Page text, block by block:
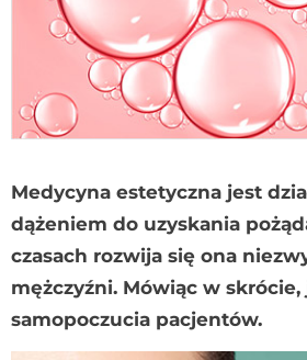
Medycyna estetyczna jest
dążeniem do uzyskania
czasach rozwija się ona
mężczyźni. Mówiąc w
samopoczucia pacjentów.